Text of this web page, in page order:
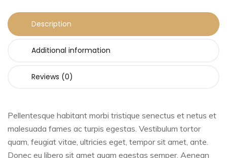
Description
Additional information
Reviews (0)
Pellentesque habitant morbi tristique senectus et netus et
malesuada fames ac turpis egestas. Vestibulum tortor
quam, feugiat vitae, ultricies eget, tempor sit amet, ante.
Donec eu libero sit amet quam egestas semper. Aenean